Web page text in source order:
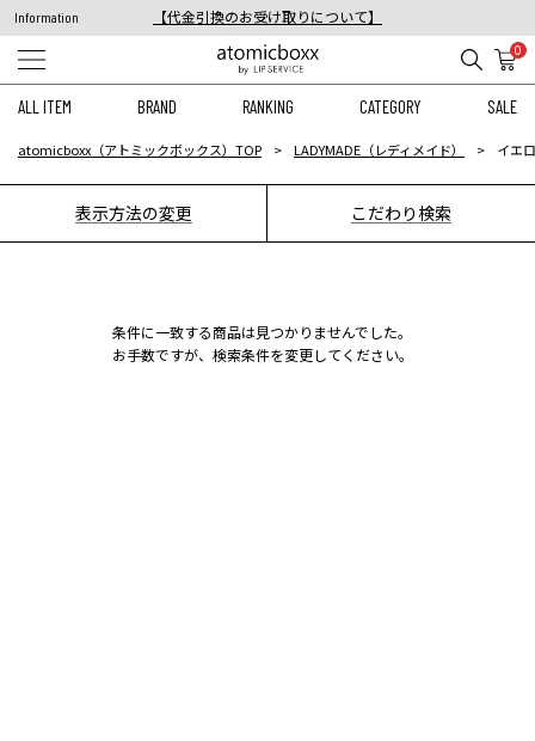
Information
【代金引換のお受け取りについて】
税込11,000円以上のご注文で送料無料！
0
ALL ITEM BRAND RANKING CATEGORY SALE
atomicboxx（アトミックボックス）TOP LADYMADE（レディメイド） イエ
表示方法の変更 こだわり検索
条件に一致する商品は見つかりませんでした。
お手数ですが、検索条件を変更してください。